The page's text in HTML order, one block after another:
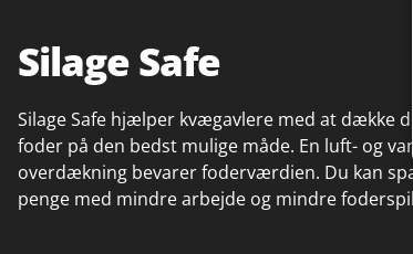
Silage Safe
Silage Safe hjælper kvægavlere med at dække
foder på den bedst mulige måde. En luft- og
overdækning bevarer foderværdien. Du kan
penge med mindre arbejde og mindre